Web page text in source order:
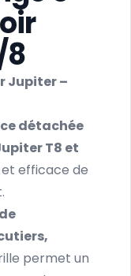
8
Jupiter –
détachée
T8 et
efficace de
permet un